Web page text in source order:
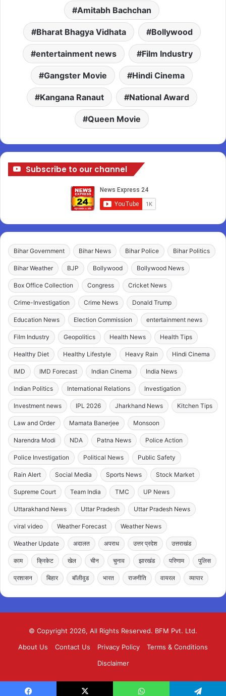
Amitabh Bachchan
Bharat Bhagya Vidhata Bollywood
entertainment news Film Industry
Gangster Movie Hindi Cinema
Kangana Ranaut National Award
Queen Movie
Subscribe to our channel
Bihar Government Bihar News Bihar Police Bihar Politics
Bihar Weather BJP Bollywood Bollywood News
Box Office Collection Congress Cricket News
Crime-Investigation Crime News Donald Trump
Education News Election Commission entertainment news
Film Industry Geopolitics Health News Health Tips
Healthy Diet Healthy Lifestyle Heavy Rain Hindi Cinema
IMD IMD Forecast Indian Cinema India News
Indian Politics International Relations Investigation
Investment news IPL 2026 Jharkhand News Kitchen Tips
Law and Order Mamata Banerjee Monsoon
Narendra Modi NDA Patna News Police Action
Police Investigation Political News Public Safety
Rain Alert Social Media Sports News Stock Market
Supreme Court Team India TMC UP News
Uttarakhand News Uttar Pradesh Uttar Pradesh News
viral video Weather Forecast Weather News
Weather Update अदालत अपराध उत्तर प्रदेश उत्तराखंड
काम क्रिकेट खेल चीन चुनाव झारखंड परिणाम पुलिस
प्रशासन बिहार बॉलीवुड भारत राजनीति वायरल व्यापार
© Copyright 2026, All Rights Reserved. BFM Pvt. Ltd.
About Us
Contact Us Privacy Policy
Terms & Conditions
Disclaimer